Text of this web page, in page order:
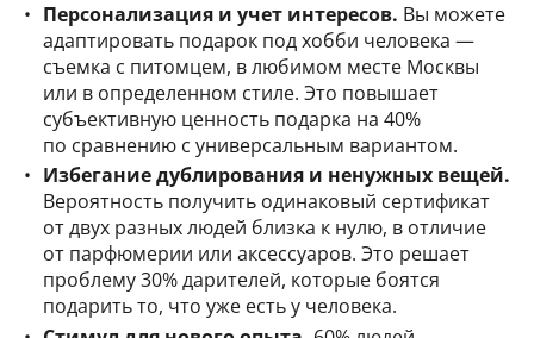
Персонализация и учет интересов. Вы можете
адаптировать подарок под хобби человека —
съемка с питомцем, в любимом месте Москвы
или в определенном стиле. Это повышает
субъективную ценность подарка на 40%
по сравнению с универсальным вариантом.
Избегание дублирования и ненужных вещей.
Вероятность получить одинаковый сертификат
от двух разных людей близка к нулю, в отличие
от парфюмерии или аксессуаров. Это решает
проблему 30% дарителей, которые боятся
подарить то, что уже есть у человека.